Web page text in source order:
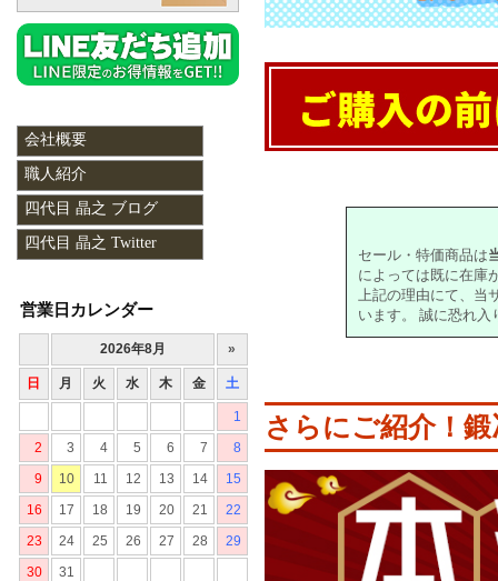
セール・特価商品は
によっては既に在庫
上記の理由にて、当
います。 誠に恐れ
さらにご紹介！
会社概要
職人紹介
四代目 晶之 ブログ
四代目 晶之 Twitter
営業日カレンダー